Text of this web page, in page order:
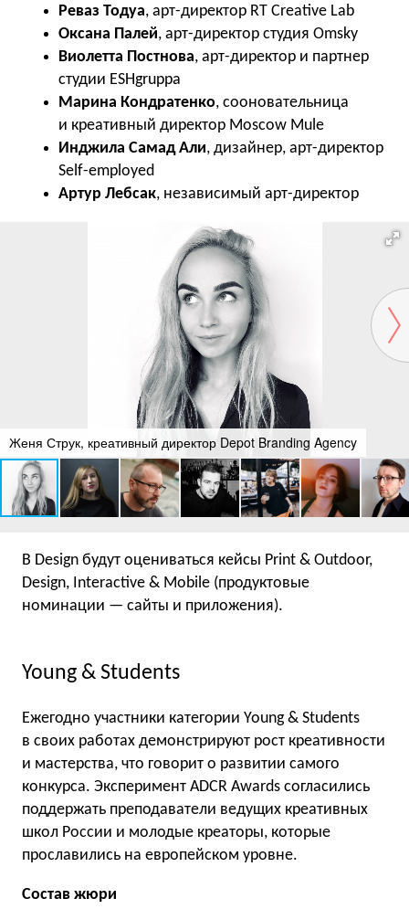
Реваз Тодуа, арт-директор RT Creative Lab
Оксана Палей, арт-директор студия Omsky
Виолетта Постнова, арт-директор и партнер
студии ESHgruppa
Марина Кондратенко, сооновательница
и креативный директор Moscow Mule
Инджила Самад Али, дизайнер, арт-директор
Self-employed
Артур Лебсак, независимый арт-директор
Женя Струк, креативный директор Depot Branding Agency
В Design будут оцениваться кейсы Print & Outdoor,
Design, Interactive & Mobile (продуктовые
номинации — сайты и приложения).
Young & Students
Ежегодно участники категории Young & Students
в своих работах демонстрируют рост креативности
и мастерства, что говорит о развитии самого
конкурса. Эксперимент ADCR Awards согласились
поддержать преподаватели ведущих креативных
школ России и молодые креаторы, которые
прославились на европейском уровне.
Состав жюри